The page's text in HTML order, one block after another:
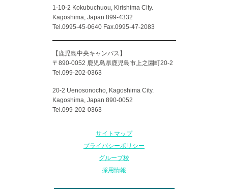
1-10-2 Kokubuchuou, Kirishima City.
Kagoshima, Japan 899-4332
Tel.0995-45-0640 Fax.0995-47-2083
【鹿児島中央キャンパス】
〒890-0052 鹿児島県鹿児島市上之園町20-2
Tel.099-202-0363
20-2 Uenosonocho, Kagoshima City.
Kagoshima, Japan 890-0052
Tel.099-202-0363
サイトマップ
プライバシーポリシー
グループ校
採用情報